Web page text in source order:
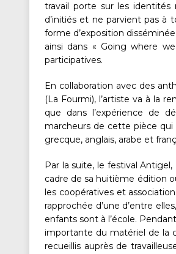
travail porte sur les identités
d’initiés et ne parvient pas à
forme d’exposition
ainsi dans « Going where
participatives.
En collaboration avec des
(La Fourmi), l’artiste va à la
que dans l’expérience de
marcheurs de cette pièce qui
grecque, anglais, arabe et
Par la suite, le festival
cadre de sa huitième édition
les coopératives et
rapprochée d’une d’entre
enfants sont à l’école.
importante du matériel de la
recueillis auprès de